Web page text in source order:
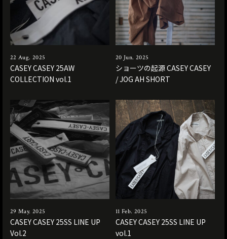
22 Aug. 2025
CASEY CASEY 25AW
COLLECTION vol.1
20 Jun. 2025
ショーツの起源 CASEY CASEY
/ JOG AH SHORT
29 May. 2025
CASEY CASEY 25SS LINE UP
Vol.2
11 Feb. 2025
CASEY CASEY 25SS LINE UP
vol.1